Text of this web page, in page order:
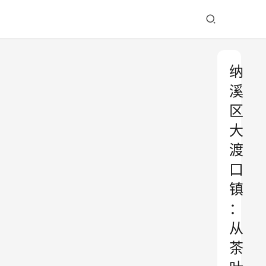
纳
溪
区
大
渡
口
镇
：
从
茶